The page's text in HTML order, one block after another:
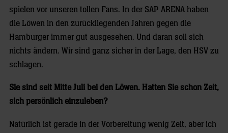
spielen vor unseren tollen Fans. In der SAP ARENA haben
die Löwen in den zurückliegenden Jahren gegen die
Hamburger immer gut ausgesehen. Und daran soll sich
nichts ändern. Wir sind ganz sicher in der Lage, den HSV zu
schlagen.
Sie sind seit Mitte Juli bei den Löwen. Hatten Sie schon Zeit,
sich persönlich einzuleben?
Natürlich ist gerade in der Vorbereitung wenig Zeit, aber ich